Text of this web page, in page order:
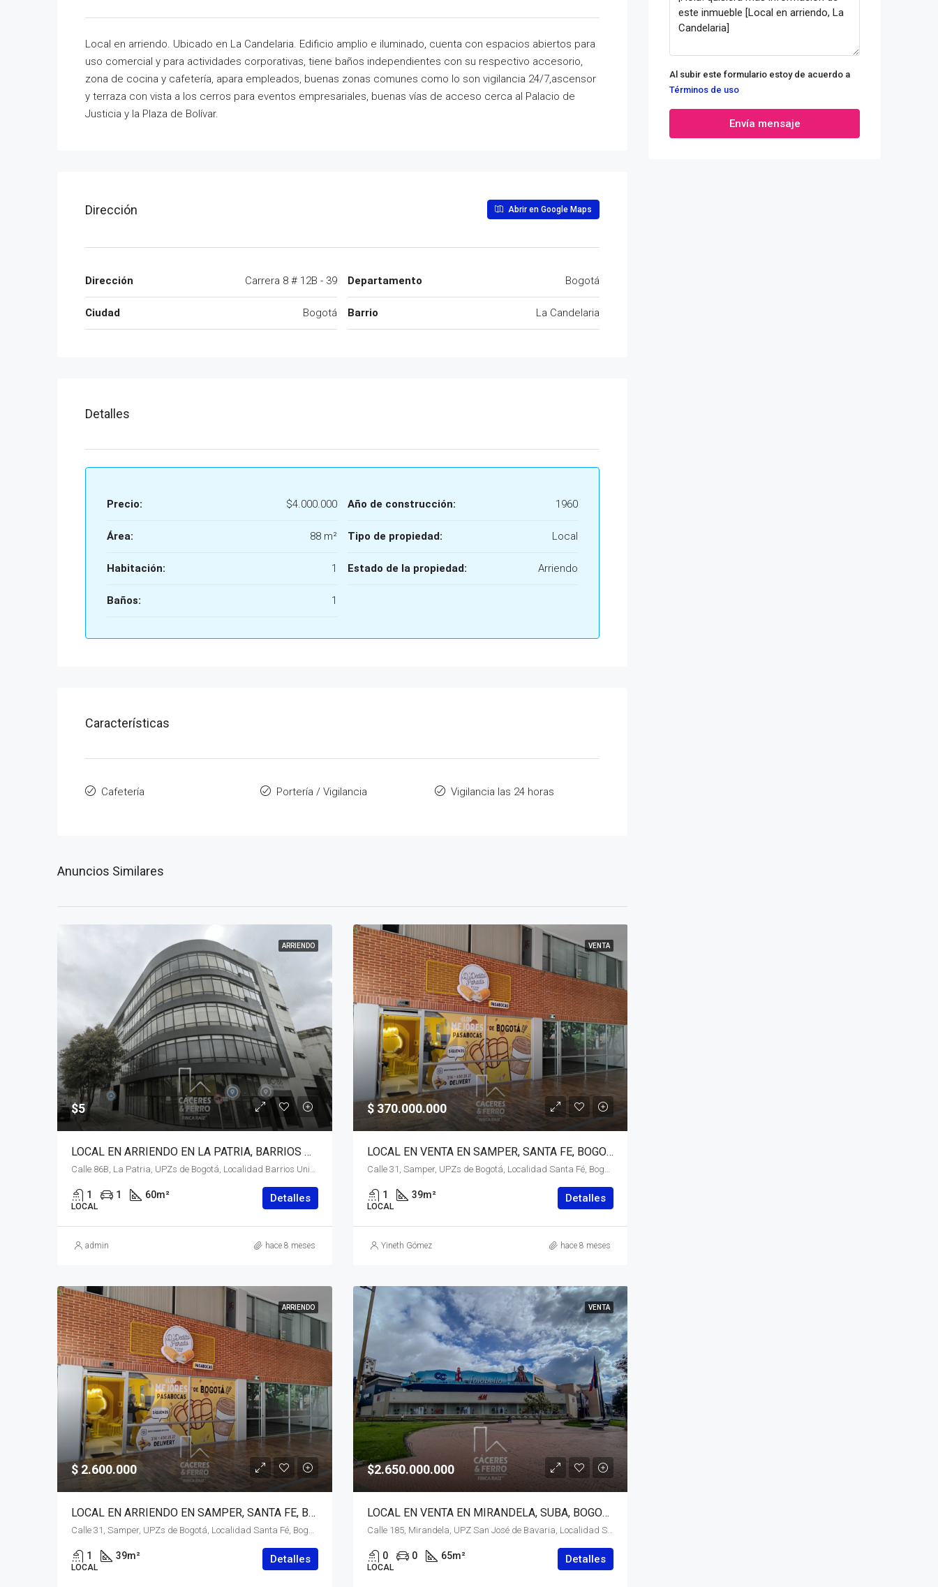
Local en arriendo. Ubicado en La Candelaria. Edificio amplio e iluminado, cuenta con espacios abiertos para
uso comercial y para actividades corporativas, tiene baños independientes con su respectivo accesorio,
zona de cocina y cafetería, apara empleados, buenas zonas comunes como lo son vigilancia 24/7,ascensor
y terraza con vista a los cerros para eventos empresariales, buenas vías de acceso cerca al Palacio de
Justicia y la Plaza de Bolívar.
Dirección Abrir en Google Maps
Dirección Carrera 8 # 12B - 39
Ciudad Bogotá
Departamento Bogotá
Barrio La Candelaria
Detalles
Precio: $4.000.000
Área: 88 m²
Habitación: 1
Baños: 1
Año de construcción: 1960
Tipo de propiedad: Local
Estado de la propiedad: Arriendo
Características
Cafetería Portería / Vigilancia Vigilancia las 24 horas
Anuncios Similares
ARRIENDO
$5
LOCAL EN ARRIENDO EN LA PATRIA, BARRIOS UNIDOS, BOGOTÁ, D.C. – (922)
1 1 60m²
LOCAL
Detalles
admin hace 8 meses
VENTA
$ 370.000.000
LOCAL EN VENTA EN SAMPER, SANTA FE, BOGOTÁ, D.C. – (920)
1 39m²
LOCAL
Detalles
Yineth Gómez hace 8 meses
ARRIENDO
$ 2.600.000
LOCAL EN ARRIENDO EN SAMPER, SANTA FE, BOGOTÁ, D.C. – (919)
Calle 31, Samper, UPZs de Bogotá, Localidad Santa Fé, Bogotá, Bogotá, Distrito Capital, RAP (Especial) Central, 110311, Colombia
1 39m²
LOCAL
Detalles
VENTA
$2.650.000.000
LOCAL EN VENTA EN MIRANDELA, SUBA, BOGOTÁ
Calle 185, Mirandela, UPZ San José de Bavaria, Localidad Suba, Bogotá, Bogotá, Distrito Capital, RAP (Especial) Central, 111166, Colombia
0 0 65m²
LOCAL
Detalles
Al subir este formulario estoy de acuerdo a
Términos de uso
Envía mensaje